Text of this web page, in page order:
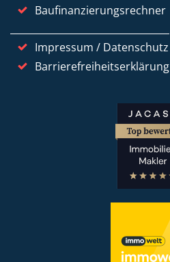
Baufinanzierungsrechner
Impressum / Datenschutz
Barrierefreiheitserklärung